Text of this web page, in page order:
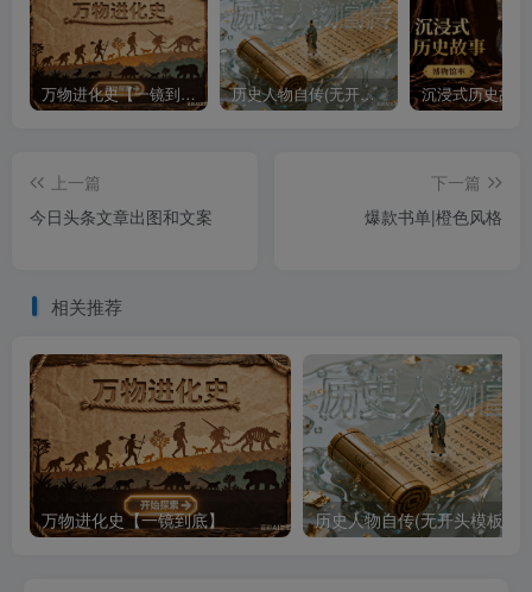
万物进化史【一镜到底】 历史人物自传(无开头模板)
上一篇
今日头条文章出图和文案
下一篇
爆款书单|橙色风格
相关推荐
万物进化史【一镜到底】 历史人物自传(无开头模板)